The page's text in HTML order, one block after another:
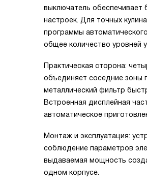
выключатель обеспечивает
настроек. Для точных
программы
общее количество уровней
Практическая сторона:
объединяет соседние зоны
металлический фильтр
Встроенная дисплейная
автоматическое
Монтаж и эксплуатация:
соблюдение параметров
выдаваемая мощность
одном корпусе.